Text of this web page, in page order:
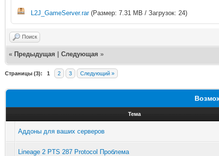
L2J_GameServer.rar(Размер: 7.31 MB / Загрузок: 24)
Поиск
« Предыдущая Следующая »
Страницы (3): 1 2 3 Следующий »
Тема
Аддоны для ваших серверов
Lineage 2 PTS 287 Protocol Проблема